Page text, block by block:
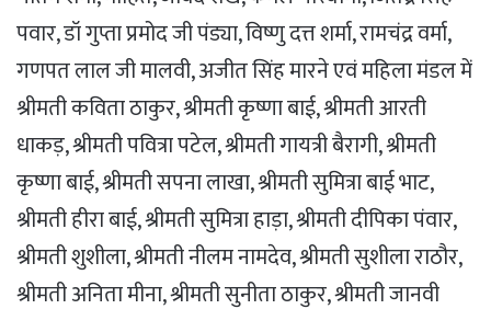
पवार, डॉ गुप्ता प्रमोद जी पंड्या, विष्णु दत्त शर्मा, रामचंद्र वर्मा,
गणपत लाल जी मालवी, अजीत सिंह मारने एवं महिला मंडल में
श्रीमती कविता ठाकुर, श्रीमती कृष्णा बाई, श्रीमती आरती
धाकड़, श्रीमती पवित्रा पटेल, श्रीमती गायत्री बैरागी, श्रीमती
कृष्णा बाई, श्रीमती सपना लाखा, श्रीमती सुमित्रा बाई भाट,
श्रीमती हीरा बाई, श्रीमती सुमित्रा हाड़ा, श्रीमती दीपिका पंवार,
श्रीमती शुशीला, श्रीमती नीलम नामदेव, श्रीमती सुशीला राठौर,
श्रीमती अनिता मीना, श्रीमती सुनीता ठाकुर, श्रीमती जानवी